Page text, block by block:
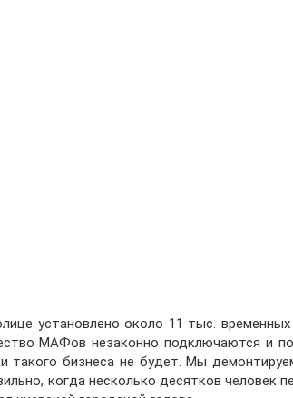
установлено около 11 тыс.
МАФов незаконно подключаются и
такого бизнеса не будет. Мы
когда несколько десятков человек